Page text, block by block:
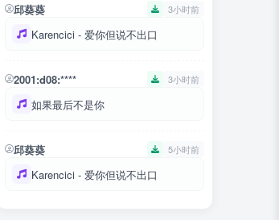
邱葵葵 3小时前
Karencici - 爱你但说不出口
2001:d08:**** 3小时前
如果最后不是你
邱葵葵 5小时前
Karencici - 爱你但说不出口